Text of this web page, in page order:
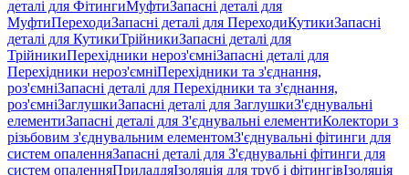
деталі для ФітингиМуфтиЗапасні деталі для
МуфтиПереходиЗапасні деталі для ПереходиКутикиЗапасні
деталі для КутикиТрійникиЗапасні деталі для
ТрійникиПерехідники нероз'ємніЗапасні деталі для
Перехідники нероз'ємніПерехідники та з'єднання,
роз'ємніЗапасні деталі для Перехідники та з'єднання,
роз'ємніЗаглушкиЗапасні деталі для ЗаглушкиЗ'єднувальні
елементиЗапасні деталі для З'єднувальні елементиКолектори з
різьбовим з'єднувальним елементомЗ'єднувальні фітинги для
систем опаленняЗапасні деталі для З'єднувальні фітинги для
систем опаленняПриладдяІзоляція для труб і фітингівІзоляція